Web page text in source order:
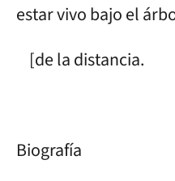
estar vivo bajo el
[de la distancia.
Biografía